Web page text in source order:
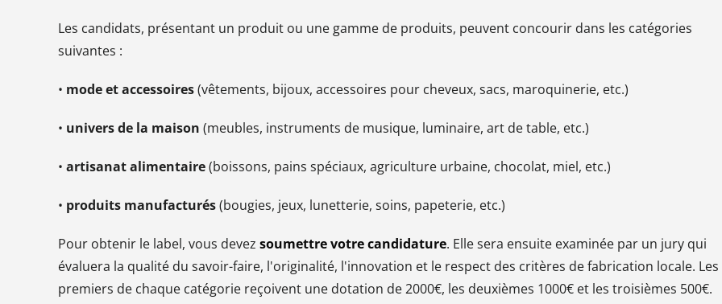
Les candidats, présentant un produit ou une gamme de produits, peuvent concourir dans les catégories
suivantes :
• mode et accessoires(vêtements, bijoux, accessoires pour cheveux, sacs, maroquinerie, etc.)
• univers de la maison (meubles, instruments de musique, luminaire, art de table, etc.)
• artisanat alimentaire(boissons, pains spéciaux, agriculture urbaine, chocolat, miel, etc.)
• produits manufacturés(bougies, jeux, lunetterie, soins, papeterie, etc.)
Pour obtenir le label, vous devez soumettre votre candidature. Elle sera ensuite examinée par un jury qui
évaluera la qualité du savoir-faire, l'originalité, l'innovation et le respect des critères de fabrication locale. Les
premiers de chaque catégorie reçoivent une dotation de 2000€, les deuxièmes 1000€ et les troisièmes 500€.